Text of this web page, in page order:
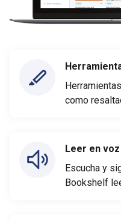
como
Leer en
Escucha y
Bookshelf